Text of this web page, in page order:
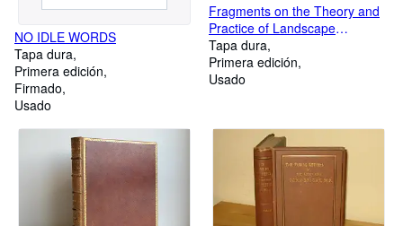
NO IDLE WORDS
Tapa dura
Primera edición
Firmado
Usado
Fragments on the Theory and
Practice of Landscape
Gardening. Including Some
Remarks on Grecian and
Gothic Architecture.
Tapa dura
Primera edición
Usado